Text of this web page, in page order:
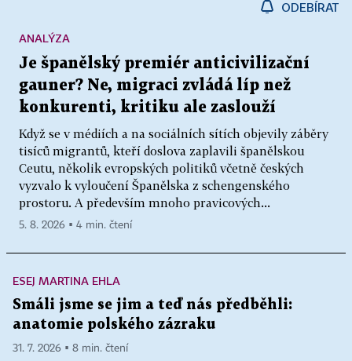
ODEBÍRAT
Je španělský premiér anticivilizační
gauner? Ne, migraci zvládá líp než
konkurenti, kritiku ale zaslouží
Když se v médiích a na sociálních sítích objevily záběry
tisíců migrantů, kteří doslova zaplavili španělskou
Ceutu, několik evropských politiků včetně českých
vyzvalo k vyloučení Španělska z schengenského
prostoru. A především mnoho pravicových...
ANALÝZA
5. 8. 2026 ▪ 4 min. čtení
ESEJ MARTINA EHLA
Smáli jsme se jim a teď nás předběhli:
anatomie polského zázraku
31. 7. 2026 ▪ 8 min. čtení